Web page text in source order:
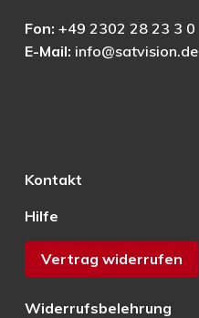
Fon: +49 2302 28 23 3 0
E-Mail: info@satvision.de
Kontakt
Hilfe
Vertrag widerrufen
Widerrufsbelehrung